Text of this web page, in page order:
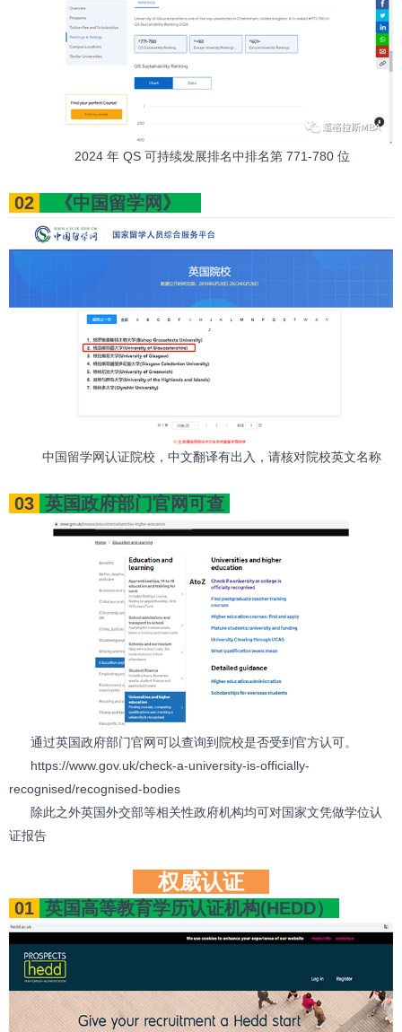
2024 年 QS 可持续发展排名中排名第 771-780 位
02 《中国留学网》
中国留学网认证院校，中文翻译有出入，请核对院校英文名称
03 英国政府部门官网可查
通过英国政府部门官网可以查询到院校是否受到官方认可。
https://www.gov.uk/check-a-university-is-officially-
recognised/recognised-bodies
除此之外英国外交部等相关性政府机构均可对国家文凭做学位认
证报告
权威认证
01 英国高等教育学历认证机构(HEDD）